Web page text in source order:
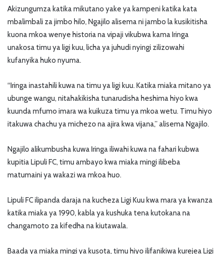
Akizungumza katika mikutano yake ya kampeni katika kata
mbalimbali za jimbo hilo, Ngajilo alisema ni jambo la kusikitisha
kuona mkoa wenye historia na vipaji vikubwa kama Iringa
unakosa timu ya ligi kuu, licha ya juhudi nyingi zilizowahi
kufanyika huko nyuma.
“Iringa inastahili kuwa na timu ya ligi kuu. Katika miaka mitano ya
ubunge wangu, nitahakikisha tunarudisha heshima hiyo kwa
kuunda mfumo imara wa kuikuza timu ya mkoa wetu. Timu hiyo
itakuwa chachu ya michezo na ajira kwa vijana,” alisema Ngajilo.
Ngajilo alikumbusha kuwa Iringa iliwahi kuwa na fahari kubwa
kupitia Lipuli FC, timu ambayo kwa miaka mingi ilibeba
matumaini ya wakazi wa mkoa huo.
Lipuli FC ilipanda daraja na kucheza Ligi Kuu kwa mara ya kwanza
katika miaka ya 1990, kabla ya kushuka tena kutokana na
changamoto za kifedha na kiutawala.
Baada ya miaka mingi ya kusota, timu hiyo ilifanikiwa kurejea Ligi